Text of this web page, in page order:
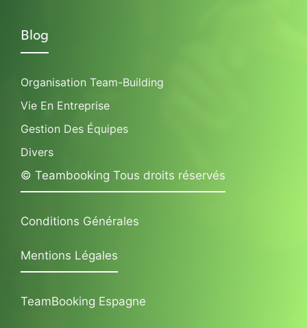
Blog
Organisation Team-Building
Vie En Entreprise
Gestion Des Équipes
Divers
© Teambooking Tous droits réservés
Conditions Générales
Mentions Légales
TeamBooking Espagne